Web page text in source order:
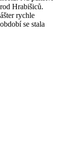
Hrabišiců.
rychle
se stala